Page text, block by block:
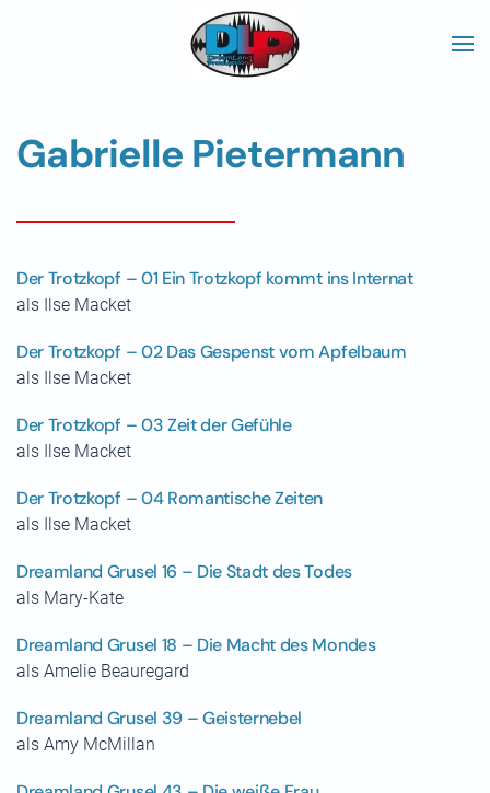
Skip to main content
Gabrielle Pietermann
Der Trotzkopf – 01 Ein Trotzkopf kommt ins Internat
als Ilse Macket
Der Trotzkopf – 02 Das Gespenst vom Apfelbaum
als Ilse Macket
Der Trotzkopf – 03 Zeit der Gefühle
als Ilse Macket
Der Trotzkopf – 04 Romantische Zeiten
als Ilse Macket
Dreamland Grusel 16 – Die Stadt des Todes
als Mary-Kate
Dreamland Grusel 18 – Die Macht des Mondes
als Amelie Beauregard
Dreamland Grusel 39 – Geisternebel
als Amy McMillan